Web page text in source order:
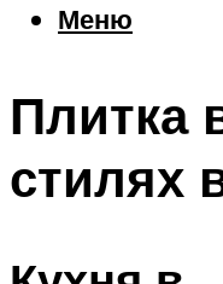
Меню
Плитка
стилях